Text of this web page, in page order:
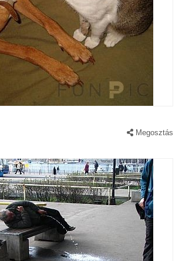
Megosztás